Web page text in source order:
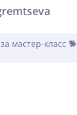
мастер-класс 🐕